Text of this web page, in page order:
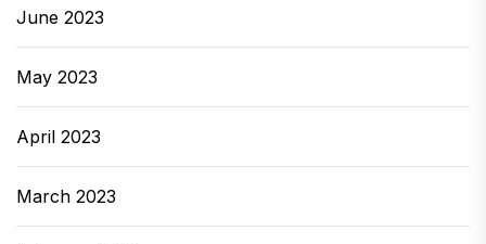
June 2023
May 2023
April 2023
March 2023